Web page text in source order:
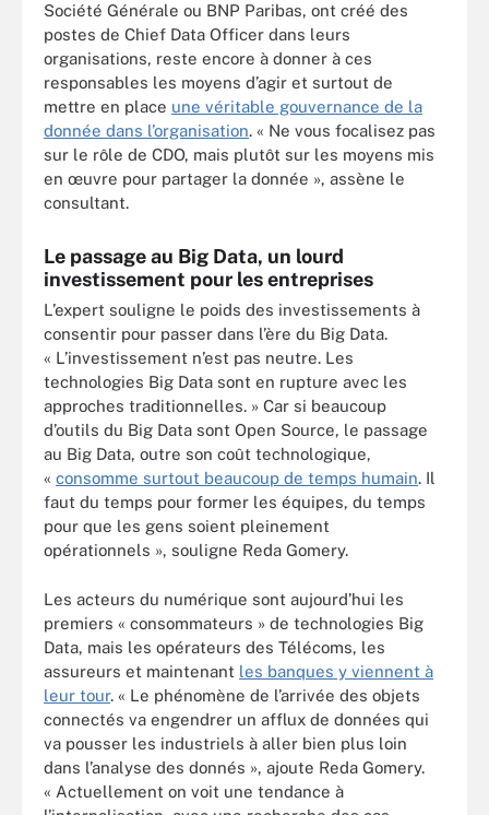
Société Générale ou BNP Paribas, ont créé des
postes de Chief Data Officer dans leurs
organisations, reste encore à donner à ces
responsables les moyens d’agir et surtout de
mettre en place une véritable gouvernance de la
donnée dans l’organisation. « Ne vous focalisez pas
sur le rôle de CDO, mais plutôt sur les moyens mis
en œuvre pour partager la donnée », assène le
consultant.
Le passage au Big Data, un lourd
investissement pour les entreprises
L’expert souligne le poids des investissements à
consentir pour passer dans l’ère du Big Data.
« L’investissement n’est pas neutre. Les
technologies Big Data sont en rupture avec les
approches traditionnelles. » Car si beaucoup
d’outils du Big Data sont Open Source, le passage
au Big Data, outre son coût technologique,
« consomme surtout beaucoup de temps humain. Il
faut du temps pour former les équipes, du temps
pour que les gens soient pleinement
opérationnels », souligne Reda Gomery.
Les acteurs du numérique sont aujourd’hui les
premiers « consommateurs » de technologies Big
Data, mais les opérateurs des Télécoms, les
assureurs et maintenant les banques y viennent à
leur tour. « Le phénomène de l’arrivée des objets
connectés va engendrer un afflux de données qui
va pousser les industriels à aller bien plus loin
dans l’analyse des donnés », ajoute Reda Gomery.
« Actuellement on voit une tendance à